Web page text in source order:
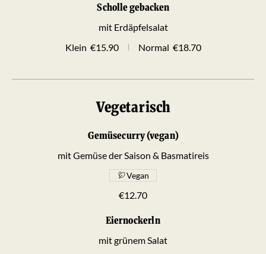
Scholle gebacken
mit Erdäpfelsalat
Klein €15.90 Normal €18.70
Vegetarisch
Gemüsecurry (vegan)
mit Gemüse der Saison & Basmatireis
€12.70
Vegan
Eiernockerln
mit grünem Salat